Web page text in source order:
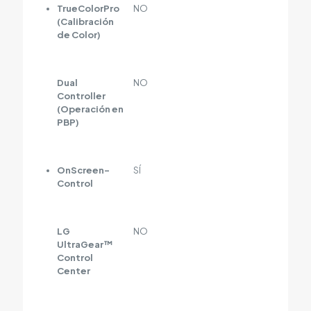
TrueColorPro
(Calibración
de Color)
NO
Dual
Controller
(Operación en
PBP)
NO
OnScreen-
Control
SÍ
LG
UltraGear™
Control
Center
NO